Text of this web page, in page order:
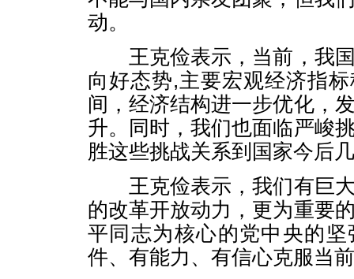
动。
王克俭表示，当前，我国
向好态势,主要宏观经济指
间，经济结构进一步优化，
升。同时，我们也面临严峻
胜这些挑战关系到国家今后
王克俭表示，我们有巨大
的改革开放动力，更为重要
平同志为核心的党中央的
件、有能力、有信心克服当